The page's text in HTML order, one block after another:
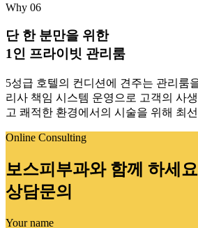
Why 06
단 한 분만을 위한
1인 프라이빗 관리룸
5성급 호텔의 컨디션에 견주는 관리룸
리사 책임 시스템 운영으로 고객의 사
고 쾌적한 환경에서의 시술을 위해 최
Online Consulting
보스피부과와 함께 하세요
상담문의
Your name